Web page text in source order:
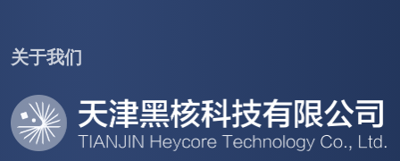
关于我们